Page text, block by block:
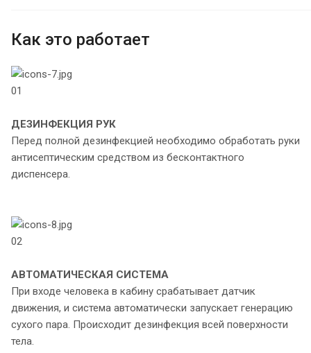
Как это работает
01
ДЕЗИНФЕКЦИЯ РУК
Перед полной дезинфекцией необходимо обработать руки
антисептическим средством из бесконтактного
диспенсера.
02
АВТОМАТИЧЕСКАЯ СИСТЕМА
При входе человека в кабину срабатывает датчик
движения, и система автоматически запускает генерацию
сухого пара. Происходит дезинфекция всей поверхности
тела.